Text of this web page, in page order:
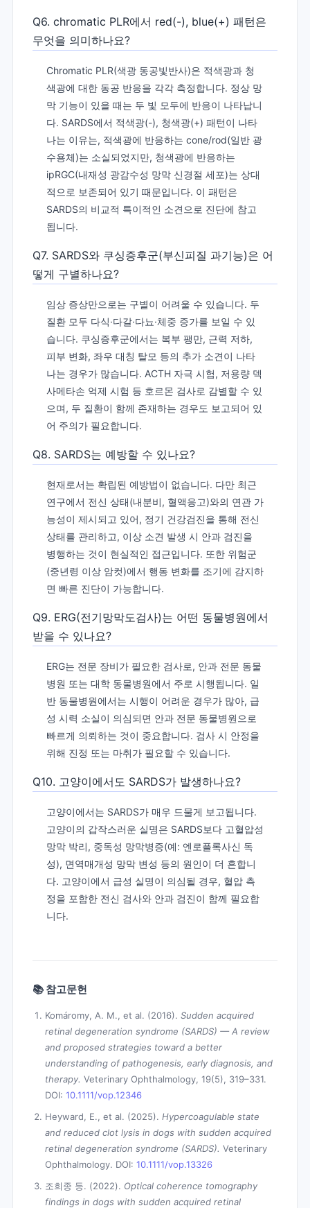
Q6. chromatic PLR에서 red(-), blue(+) 패턴은
무엇을 의미하나요?
Chromatic PLR(색광 동공빛반사)은 적색광과 청
색광에 대한 동공 반응을 각각 측정합니다. 정상 망
막 기능이 있을 때는 두 빛 모두에 반응이 나타납니
다. SARDS에서 적색광(-), 청색광(+) 패턴이 나타
나는 이유는, 적색광에 반응하는 cone/rod(일반 광
수용체)는 소실되었지만, 청색광에 반응하는
ipRGC(내재성 광감수성 망막 신경절 세포)는 상대
적으로 보존되어 있기 때문입니다. 이 패턴은
SARDS의 비교적 특이적인 소견으로 진단에 참고
됩니다.
Q7. SARDS와 쿠싱증후군(부신피질 과기능)은 어
떻게 구별하나요?
임상 증상만으로는 구별이 어려울 수 있습니다. 두
질환 모두 다식·다갈·다뇨·체중 증가를 보일 수 있
습니다. 쿠싱증후군에서는 복부 팽만, 근력 저하,
피부 변화, 좌우 대칭 탈모 등의 추가 소견이 나타
나는 경우가 많습니다. ACTH 자극 시험, 저용량 덱
사메타손 억제 시험 등 호르몬 검사로 감별할 수 있
으며, 두 질환이 함께 존재하는 경우도 보고되어 있
어 주의가 필요합니다.
Q8. SARDS는 예방할 수 있나요?
현재로서는 확립된 예방법이 없습니다. 다만 최근
연구에서 전신 상태(내분비, 혈액응고)와의 연관 가
능성이 제시되고 있어, 정기 건강검진을 통해 전신
상태를 관리하고, 이상 소견 발생 시 안과 검진을
병행하는 것이 현실적인 접근입니다. 또한 위험군
(중년령 이상 암컷)에서 행동 변화를 조기에 감지하
면 빠른 진단이 가능합니다.
Q9. ERG(전기망막도검사)는 어떤 동물병원에서
받을 수 있나요?
ERG는 전문 장비가 필요한 검사로, 안과 전문 동물
병원 또는 대학 동물병원에서 주로 시행됩니다. 일
반 동물병원에서는 시행이 어려운 경우가 많아, 급
성 시력 소실이 의심되면 안과 전문 동물병원으로
빠르게 의뢰하는 것이 중요합니다. 검사 시 안정을
위해 진정 또는 마취가 필요할 수 있습니다.
Q10. 고양이에서도 SARDS가 발생하나요?
고양이에서는 SARDS가 매우 드물게 보고됩니다.
고양이의 갑작스러운 실명은 SARDS보다 고혈압성
망막 박리, 중독성 망막병증(예: 엔로플록사신 독
성), 면역매개성 망막 변성 등의 원인이 더 흔합니
다. 고양이에서 급성 실명이 의심될 경우, 혈압 측
정을 포함한 전신 검사와 안과 검진이 함께 필요합
니다.
📚 참고문헌
Komáromy, A. M., et al. (2016). Sudden acquired
retinal degeneration syndrome (SARDS) — A review
and proposed strategies toward a better
understanding of pathogenesis, early diagnosis, and
therapy. Veterinary Ophthalmology, 19(5), 319–331.
DOI: 10.1111/vop.12346
Heyward, E., et al. (2025). Hypercoagulable state
and reduced clot lysis in dogs with sudden acquired
retinal degeneration syndrome (SARDS). Veterinary
Ophthalmology. DOI: 10.1111/vop.13326
조희종 등. (2022). Optical coherence tomography
findings in dogs with sudden acquired retinal